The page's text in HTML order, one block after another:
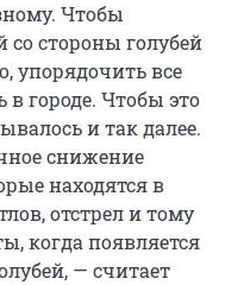
Чтобы
со стороны голубей
упорядочить все
в городе. Чтобы это
и так далее.
снижение
находятся в
отстрел и тому
когда появляется
— считает